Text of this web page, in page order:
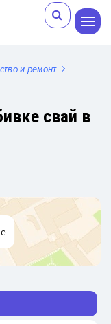
и ремонт
свай в